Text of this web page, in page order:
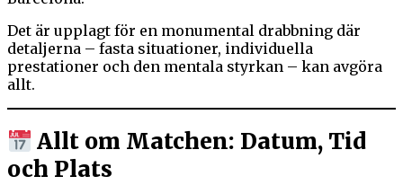
Det är upplagt för en monumental drabbning där
detaljerna – fasta situationer, individuella
prestationer och den mentala styrkan – kan avgöra
allt.
Allt om Matchen: Datum, Tid
och Plats